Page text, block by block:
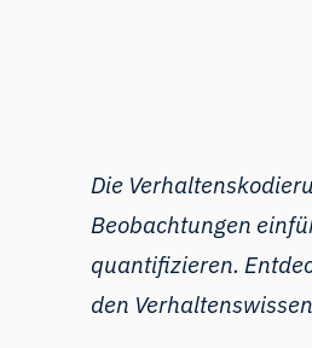
Die
Beobachtungen
quantifizieren.
den